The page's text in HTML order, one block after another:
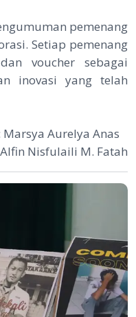
pemenang
Setiap pemenang
voucher sebagai
inovasi yang telah
Marsya Aurelya Anas
Nisfulaili M. Fatah